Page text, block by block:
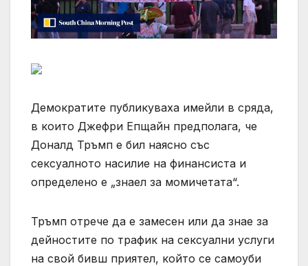
Демократите публикуваха имейли в сряда,
в които Джефри Епщайн предполага, че
Доналд Тръмп е бил наясно със
сексуалното насилие на финансиста и
определено е „знаел за момичетата“.
Тръмп отрече да е замесен или да знае за
дейностите по трафик на сексуални услуги
на свой бивш приятел, който се самоуби